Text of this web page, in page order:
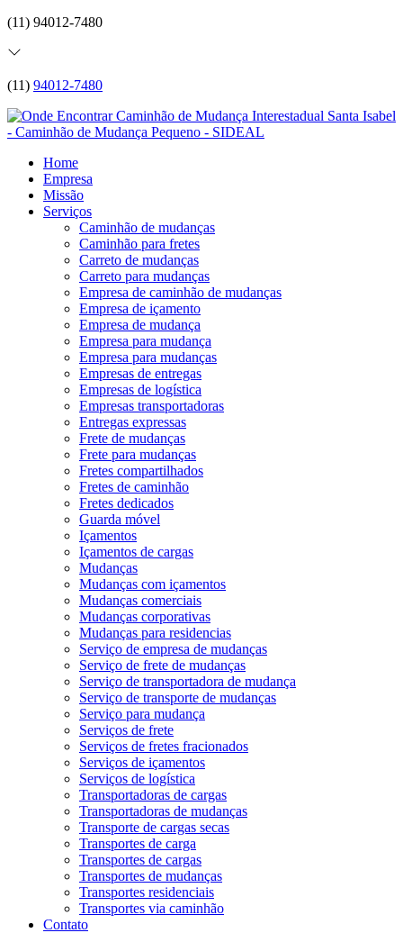
(11) 94012-7480
(11) 94012-7480
Home
Empresa
Missão
Serviços
Caminhão de mudanças
Caminhão para fretes
Carreto de mudanças
Carreto para mudanças
Empresa de caminhão de mudanças
Empresa de içamento
Empresa de mudança
Empresa para mudança
Empresa para mudanças
Empresas de entregas
Empresas de logística
Empresas transportadoras
Entregas expressas
Frete de mudanças
Frete para mudanças
Fretes compartilhados
Fretes de caminhão
Fretes dedicados
Guarda móvel
Içamentos
Içamentos de cargas
Mudanças
Mudanças com içamentos
Mudanças comerciais
Mudanças corporativas
Mudanças para residencias
Serviço de empresa de mudanças
Serviço de frete de mudanças
Serviço de transportadora de mudança
Serviço de transporte de mudanças
Serviço para mudança
Serviços de frete
Serviços de fretes fracionados
Serviços de içamentos
Serviços de logística
Transportadoras de cargas
Transportadoras de mudanças
Transporte de cargas secas
Transportes de carga
Transportes de cargas
Transportes de mudanças
Transportes residenciais
Transportes via caminhão
Contato